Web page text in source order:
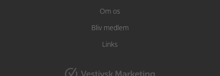
Om os
Bliv medlem
Links